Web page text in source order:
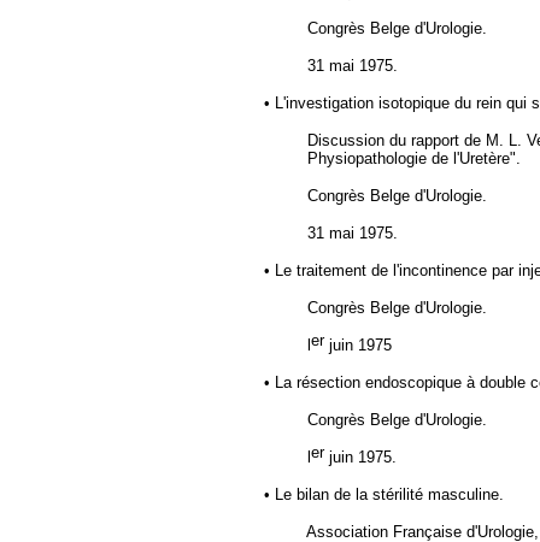
Congrès Belge d'Urologie.
31 mai 1975.
• L'investigation isotopique du rein qui
Discussion du rapport de M. L.
Physiopathologie de l'Uretère".
Congrès Belge d'Urologie.
31 mai 1975.
• Le traitement de l'incontinence par
Congrès Belge d'Urologie.
er juin 1975
• La résection endoscopique à double
Congrès Belge d'Urologie.
er juin 1975.
• Le bilan de la stérilité masculine.
Association Française